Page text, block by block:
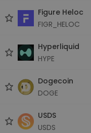
Figure Heloc
FIGR_HELOC
Hyperliquid
HYPE
Dogecoin
DOGE
USDS
USDS